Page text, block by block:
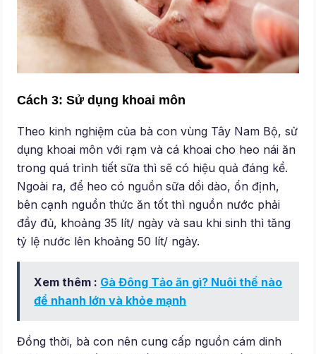
Cách 3: Sử dụng khoai môn
Theo kinh nghiệm của bà con vùng Tây Nam Bộ, sử
dụng khoai môn với rạm và cá khoai cho heo nái ăn
trong quá trình tiết sữa thì sẽ có hiệu quả đáng kể.
Ngoài ra, để heo có nguồn sữa dồi dào, ổn định,
bên cạnh nguồn thức ăn tốt thì nguồn nước phải
đầy đủ, khoảng 35 lít/ ngày và sau khi sinh thì tăng
tỷ lệ nước lên khoảng 50 lít/ ngày.
Xem thêm : Gà Đông Tảo ăn gì? Nuôi thế nào
để nhanh lớn và khỏe mạnh
Đồng thời, bà con nên cung cấp nguồn cám dinh